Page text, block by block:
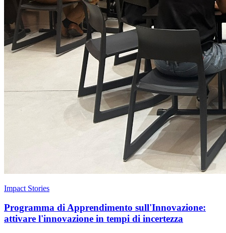
Impact Stories
Programma di Apprendimento sull'Innovazione:
attivare l'innovazione in tempi di incertezza